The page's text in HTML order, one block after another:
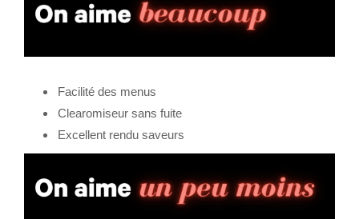
Facilité des menus
Clearomiseur sans fuite
Excellent rendu saveurs